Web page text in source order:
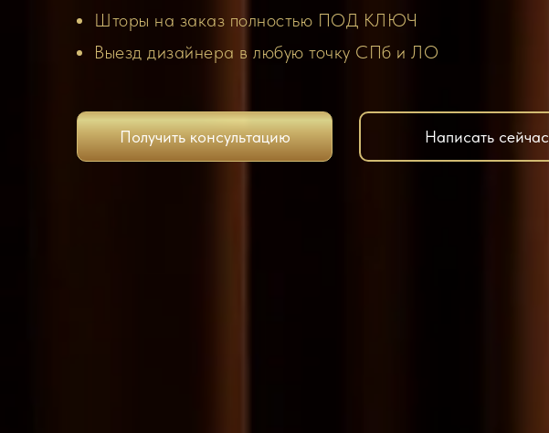
Шторы на заказ полностью ПОД КЛЮЧ
Выезд дизайнера в любую точку СПб и ЛО
Получить консультацию Написать сейчас